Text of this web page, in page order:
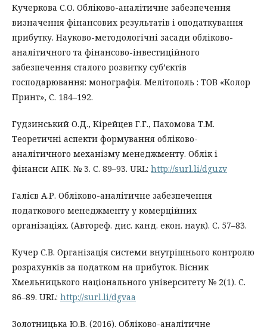
Кучеркова С.О. Обліково-аналітичне забезпечення
визначення фінансових результатів і оподаткування
прибутку. Науково-методологічні засади обліково-
аналітичного та фінансово-інвестиційного
забезпечення сталого розвитку суб’єктів
господарювання: монографія. Мелітополь : ТОВ «Колор
Принт», С. 184–192.
Гудзинський О.Д., Кірейцев Г.Г., Пахомова Т.М.
Теоретичні аспекти формування обліково-
аналітичного механізму менеджменту. Облік і
фінанси АПК. № 3. С. 89–93. URL: http://surl.li/dguzv
Галієв А.Р. Обліково-аналітичне забезпечення
податкового менеджменту у комерційних
організаціях. (Автореф. дис. канд. екон. наук). С. 57–83.
Кучер С.В. Організація системи внутрішнього контролю
розрахунків за податком на прибуток. Вісник
Хмельницького національного університету № 2(1). С.
86–89. URL: http://surl.li/dgvaa
Золотницька Ю.В. (2016). Обліково-аналітичне